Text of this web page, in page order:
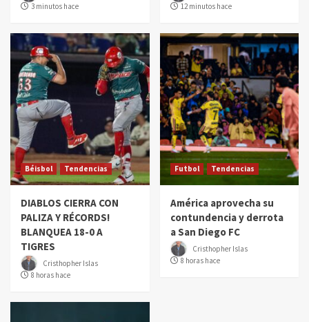
3 minutos hace
12 minutos hace
Béisbol Tendencias
DIABLOS CIERRA CON
PALIZA Y RÉCORDS!
BLANQUEA 18-0 A
TIGRES
Cristhopher Islas
8 horas hace
Futbol Tendencias
América aprovecha su
contundencia y derrota
a San Diego FC
Cristhopher Islas
8 horas hace